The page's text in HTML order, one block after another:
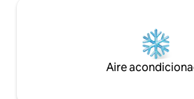
Aire